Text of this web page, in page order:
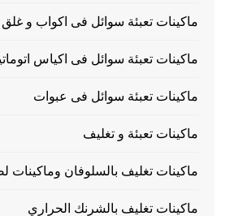
ماكينات تعبئة سوائل فى اكواب و
ماكينات تعبئة سوائل فى اكياس
ماكينات تعبئة سوائل فى عبوات
ماكينات تعبئة و تغليف
ماكينات تغليف بالسلوفان وماكينات
ماكينات تغليف بالشرنك الحراري